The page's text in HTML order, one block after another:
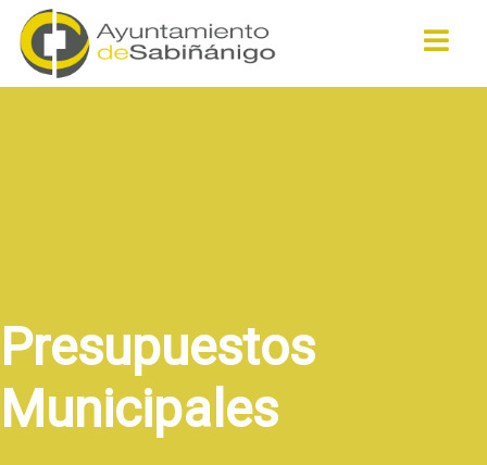
Presupuestos
Municipales